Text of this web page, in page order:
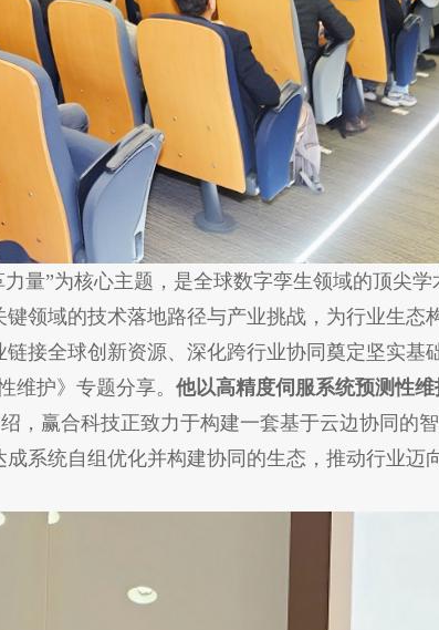
量”为核心主题，是全球数字孪生领域的顶尖
领域的技术落地路径与产业挑战，为行业生态
接全球创新资源、深化跨行业协同奠定坚实基础
维护》专题分享。 他以高精度伺服系统预测性
，赢合科技正致力于构建一套基于云边协同的
系统自组优化并构建协同的生态，推动行业迈